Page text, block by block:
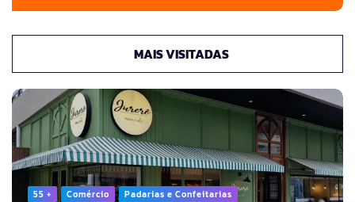
MAIS VISITADAS
55 + Comércio Padarias e Confeitarias